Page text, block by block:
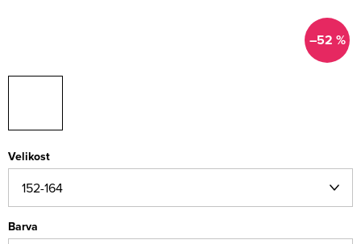
–52 %
Velikost
Barva